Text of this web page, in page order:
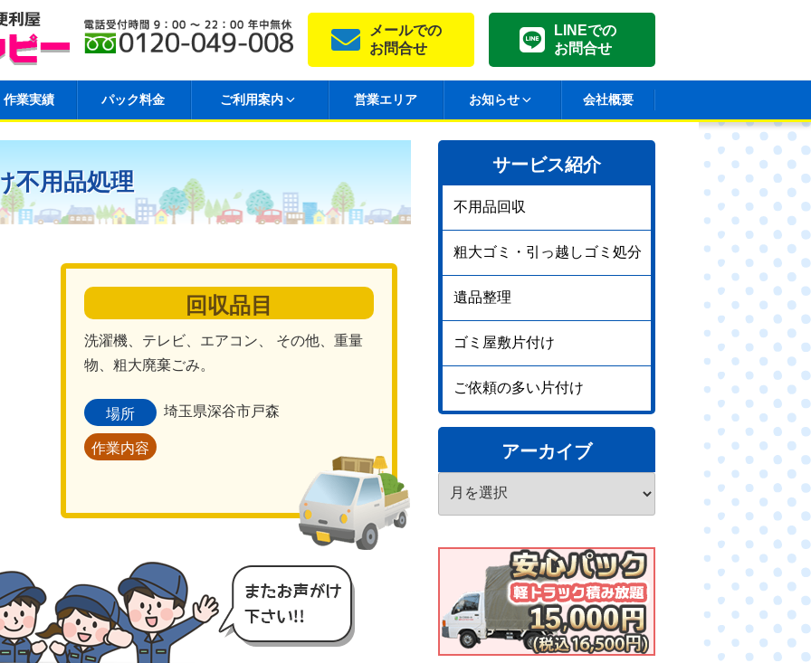
メールでの
お問合せ
LINEでの
お問合せ
作業実績 パック料金 ご利用案内 営業エリア お知らせ 会社概要
不用品処理
回収品目
洗濯機、テレビ、エアコン、 その他、重量
物、粗大廃棄ごみ。
場所 埼玉県深谷市戸森
作業内容
サービス紹介
不用品回収
粗大ゴミ・引っ越しゴミ処分
遺品整理
ゴミ屋敷片付け
ご依頼の多い片付け
アーカイブ